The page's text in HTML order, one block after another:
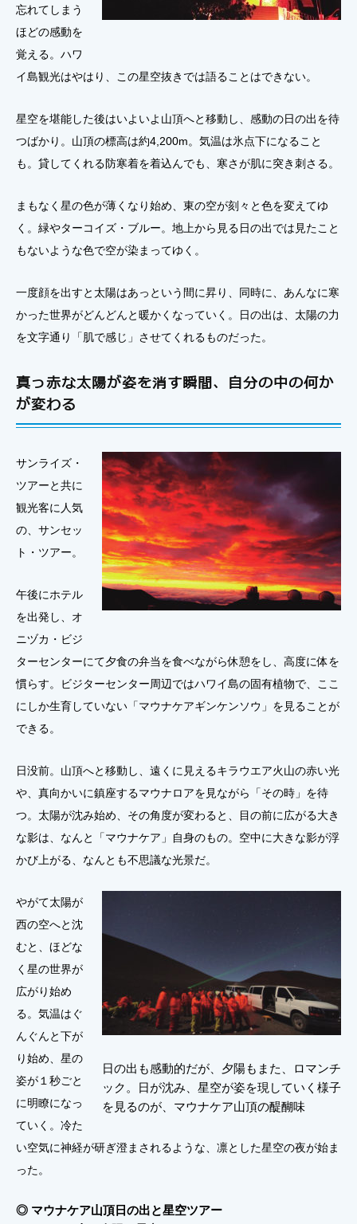
忘れてしまう
ほどの感動を
覚える。ハワ
イ島観光はやはり、この星空抜きでは語ることはできない。
星空を堪能した後はいよいよ山頂へと移動し、感動の日の出を待
つばかり。山頂の標高は約4,200m。気温は氷点下になること
も。貸してくれる防寒着を着込んでも、寒さが肌に突き刺さる。
まもなく星の色が薄くなり始め、東の空が刻々と色を変えてゆ
く。緑やターコイズ・ブルー。地上から見る日の出では見たこと
もないような色で空が染まってゆく。
一度顔を出すと太陽はあっという間に昇り、同時に、あんなに寒
かった世界がどんどんと暖かくなっていく。日の出は、太陽の力
を文字通り「肌で感じ」させてくれるものだった。
真っ赤な太陽が姿を消す瞬間、自分の中の何か
が変わる
サンライズ・
ツアーと共に
観光客に人気
の、サンセッ
ト・ツアー。
午後にホテル
を出発し、オ
ニヅカ・ビジ
ターセンターにて夕食の弁当を食べながら休憩をし、高度に体を
慣らす。ビジターセンター周辺ではハワイ島の固有植物で、ここ
にしか生育していない「マウナケアギンケンソウ」を見ることが
できる。
日没前。山頂へと移動し、遠くに見えるキラウエア火山の赤い光
や、真向かいに鎮座するマウナロアを見ながら「その時」を待
つ。太陽が沈み始め、その角度が変わると、目の前に広がる大き
な影は、なんと「マウナケア」自身のもの。空中に大きな影が浮
かび上がる、なんとも不思議な光景だ。
日の出も感動的だが、夕陽もまた、ロマンチ
ック。日が沈み、星空が姿を現していく様子
を見るのが、マウナケア山頂の醍醐味
やがて太陽が
西の空へと沈
むと、ほどな
く星の世界が
広がり始め
る。気温はぐ
んぐんと下が
り始め、星の
姿が１秒ごと
に明瞭になっ
ていく。冷た
い空気に神経が研ぎ澄まされるような、凛とした星空の夜が始ま
った。
◎ マウナケア山頂日の出と星空ツアー